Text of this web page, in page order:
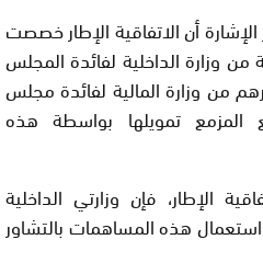
أن الاتفاقية الإطار خصصت
من وزارة الداخلية لفائدة المجلس
600 مليون درهم من وزارة المالية لفائدة مجلس
المزمع تمويلها بواسطة هذه
الإطار، فإن وزارتي الداخلية
استعمال هذه المساهمات بالتشاور